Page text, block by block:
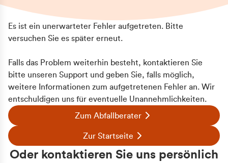
Es ist ein unerwarteter Fehler aufgetreten. Bitte
versuchen Sie es später erneut.
Falls das Problem weiterhin besteht, kontaktieren Sie
bitte unseren Support und geben Sie, falls möglich,
weitere Informationen zum aufgetretenen Fehler an. Wir
entschuldigen uns für eventuelle Unannehmlichkeiten.
Zum Abfallberater
Zur Startseite
Oder kontaktieren Sie uns persönlich